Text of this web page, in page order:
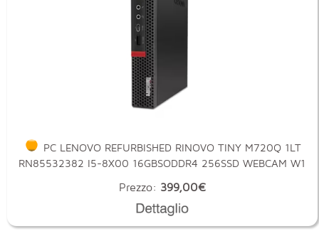
PC LENOVO REFURBISHED RINOVO TINY M720Q 1LT
RN85532382 I5-8X00 16GBSODDR4 256SSD WEBCAM W1
Prezzo: 399,00€